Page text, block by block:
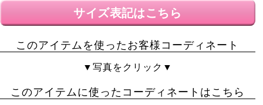
サイズ表記はこちら
このアイテムを使ったお客様コーディネート
▼写真をクリック▼
このアイテムに使ったコーディネートはこちら